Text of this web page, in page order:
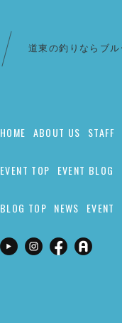
道東の釣りならブ
HOME ABOUT US STAFF
EVENT TOP EVENT BLOG
BLOG TOP NEWS EVENT